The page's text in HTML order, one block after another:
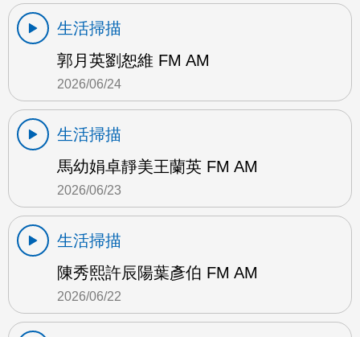
生活掃描
郭月英劉恕維 FM AM
2026/06/24
生活掃描
馬幼娟卓靜美王蘭英 FM AM
2026/06/23
生活掃描
陳秀熙許辰陽葉彥伯 FM AM
2026/06/22